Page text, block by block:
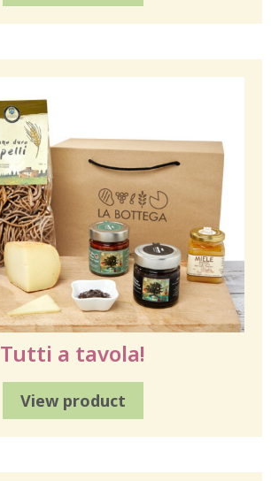
Tutti a tavola!
View product